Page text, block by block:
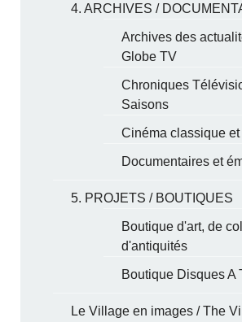
4. ARCHIVES /
Archives des
Globe TV
Chroniques
Saisons
Cinéma classique
Documentaires et
5. PROJETS / BOUTIQUES
Boutique d'art, de
d'antiquités
Boutique Disques A
Le Village en images / The